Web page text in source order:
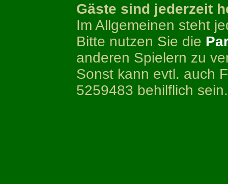
Gäste sind jederzeit
Im Allgemeinen steht
Bitte nutzen Sie die
anderen Spielern zu
Sonst kann evtl. auch
5259483 behilflich sein.